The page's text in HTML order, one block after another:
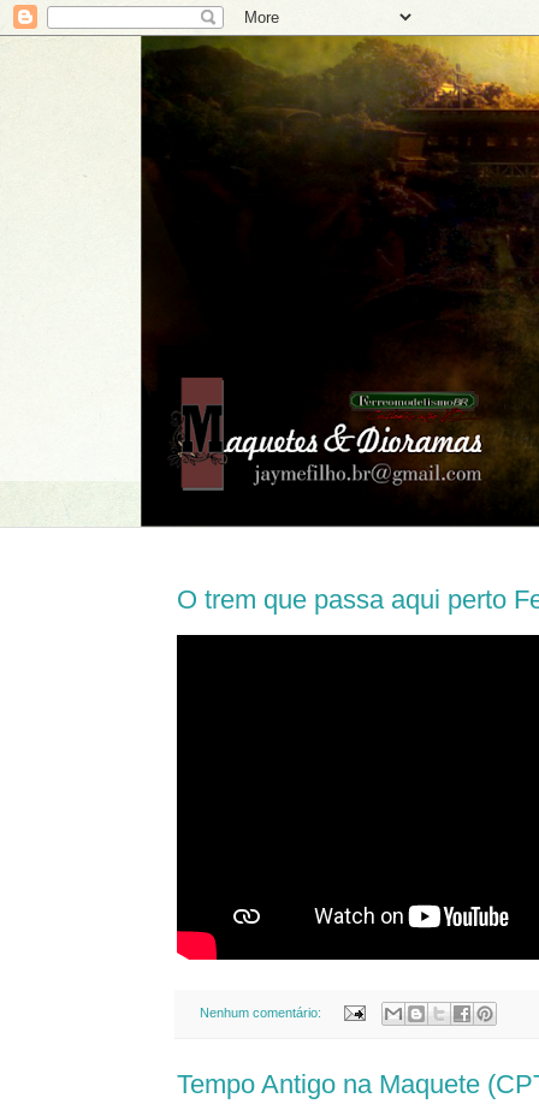
O trem que passa aqui perto
Nenhum comentário:
Tempo Antigo na Maquete